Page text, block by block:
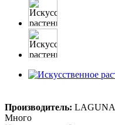
Производитель: LAGUNA
Много